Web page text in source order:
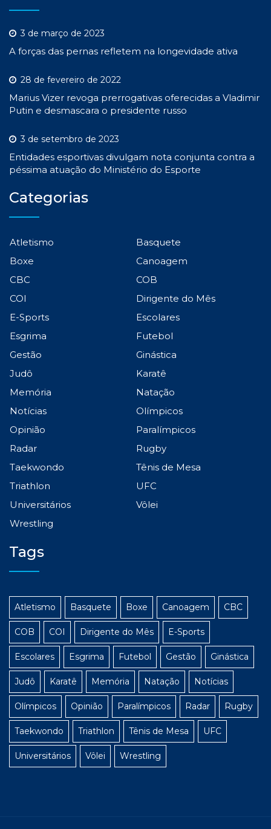
3 de março de 2023
A forças das pernas refletem na longevidade ativa
28 de fevereiro de 2022
Marius Vizer revoga prerrogativas oferecidas a Vladimir
Putin e desmascara o presidente russo
3 de setembro de 2023
Entidades esportivas divulgam nota conjunta contra a
péssima atuação do Ministério do Esporte
Categorias
Atletismo
Basquete
Boxe
Canoagem
CBC
COB
COI
Dirigente do Mês
E-Sports
Escolares
Esgrima
Futebol
Gestão
Ginástica
Judô
Karatê
Memória
Natação
Notícias
Olímpicos
Opinião
Paralímpicos
Radar
Rugby
Taekwondo
Tênis de Mesa
Triathlon
UFC
Universitários
Vôlei
Wrestling
Tags
Atletismo Basquete Boxe Canoagem CBC
COB COI Dirigente do Mês E-Sports
Escolares Esgrima Futebol Gestão Ginástica
Judô Karatê Memória Natação Notícias
Olímpicos Opinião Paralímpicos Radar Rugby
Taekwondo Triathlon Tênis de Mesa UFC
Universitários Vôlei Wrestling